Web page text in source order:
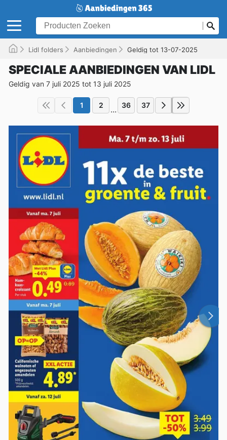
Lidl folders Aanbiedingen Geldig tot 13-07-2025
SPECIALE AANBIEDINGEN VAN LIDL
Geldig van 7 juli 2025 tot 13 juli 2025
1 2 ... 36 37